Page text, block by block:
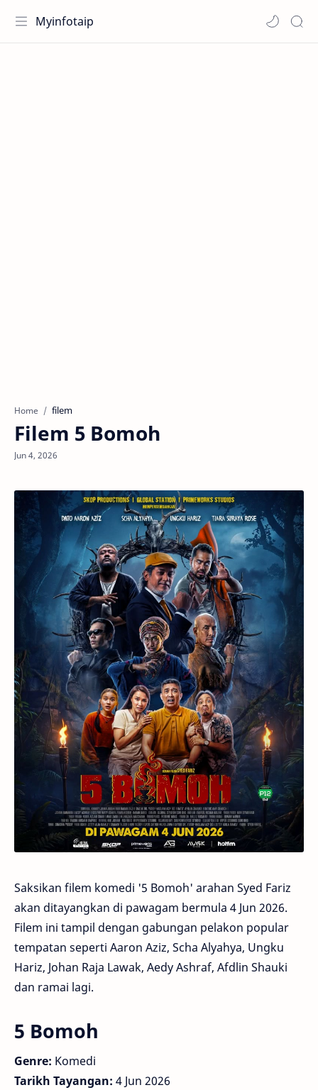
Myinfotaip
Home filem
Filem 5 Bomoh
Saksikan filem komedi '5 Bomoh' arahan Syed Fariz
akan ditayangkan di pawagam bermula 4 Jun 2026.
Filem ini tampil dengan gabungan pelakon popular
tempatan seperti Aaron Aziz, Scha Alyahya, Ungku
Hariz, Johan Raja Lawak, Aedy Ashraf, Afdlin Shauki
dan ramai lagi.
5 Bomoh
Genre: Komedi
Tarikh Tayangan: 4 Jun 2026